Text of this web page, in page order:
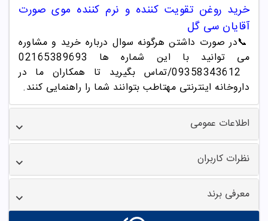
خرید روغن تقویت کننده و نرم کننده موی صورت
آقایان سی گل
📞در صورت داشتن هرگونه سوال درباره خرید و مشاوره
می توانید با این شماره ها 02165389693
/09358343612تماس بگیرید تا همکاران ما در
داروخانه اینترنتی مهتاطب بتوانند شما را راهنمایی کنند.
اطلاعات عمومی
نظرات کاربران
معرفی برند